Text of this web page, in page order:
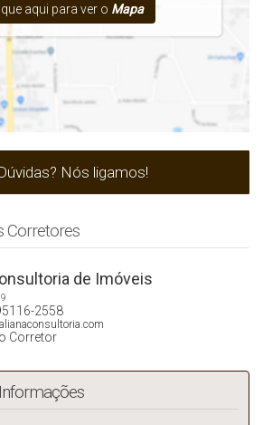
aqui para ver o Mapa
Nós ligamos!
Corretores
de Imóveis
2558
Corretor